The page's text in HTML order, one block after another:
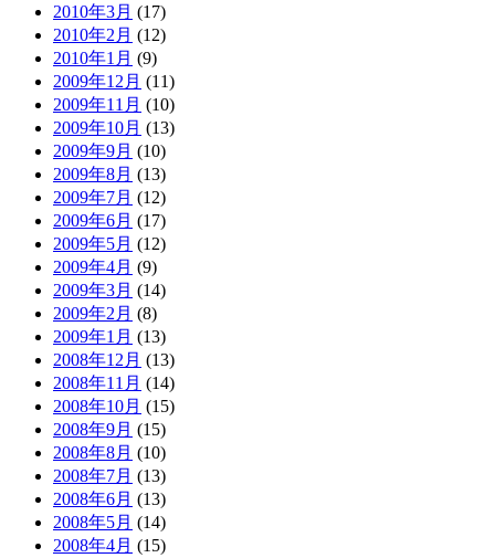
2010年3月 (17)
2010年2月 (12)
2010年1月 (9)
2009年12月 (11)
2009年11月 (10)
2009年10月 (13)
2009年9月 (10)
2009年8月 (13)
2009年7月 (12)
2009年6月 (17)
2009年5月 (12)
2009年4月 (9)
2009年3月 (14)
2009年2月 (8)
2009年1月 (13)
2008年12月 (13)
2008年11月 (14)
2008年10月 (15)
2008年9月 (15)
2008年8月 (10)
2008年7月 (13)
2008年6月 (13)
2008年5月 (14)
2008年4月 (15)